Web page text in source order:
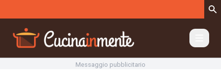
Messaggio pubblicitario